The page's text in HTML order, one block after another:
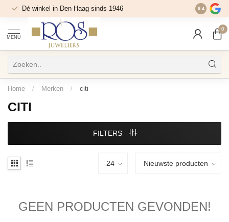
Dé winkel in Den Haag sinds 1946 9.4
MENU
0
Home / Merken / citi
CITI
FILTERS
GEEN PRODUCTEN GEVONDEN!